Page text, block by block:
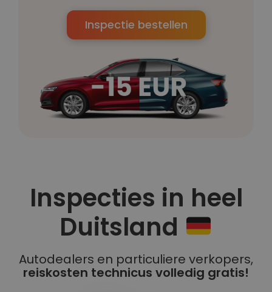
Inspectie bestellen
Inspecties in heel
Duitsland
Autodealers en particuliere verkopers,
reiskosten technicus volledig gratis!